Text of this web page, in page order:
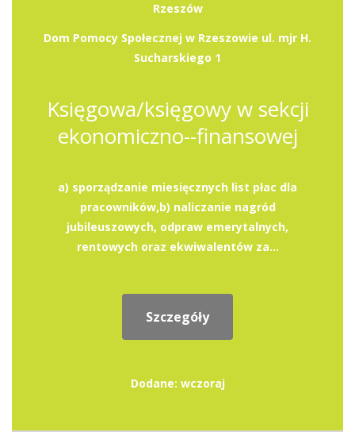
Rzeszów
Dom Pomocy Społecznej w Rzeszowie ul. mjr H.
Sucharskiego 1
Księgowa/księgowy w sekcji
ekonomiczno--finansowej
a) sporządzanie miesięcznych list płac dla
pracowników,b) naliczanie nagród
jubileuszowych, odpraw emerytalnych,
rentowych oraz ekwiwalentów za...
Szczegóły
Dodane: wczoraj